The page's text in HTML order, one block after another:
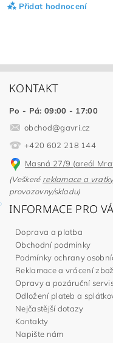
Přidat hodnocení
KONTAKT
Po - Pá: 09:00 - 17:00
obchod@gavri.cz
+420 602 218 144
Masná 27/9 (areál
(Veškeré reklamace a
provozovny/skladu)
INFORMACE PRO
Doprava a platba
Obchodní podmínky
Podmínky ochrany
Reklamace a vrácení
Opravy a pozáruční
Odložení plateb a
Nejčastější dotazy
Kontakty
Napište nám